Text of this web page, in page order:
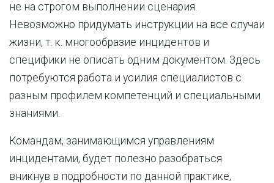
не на строгом выполнении сценария.
Невозможно придумать инструкции на все случаи
жизни, т. к. многообразие инцидентов и
специфики не описать одним документом. Здесь
потребуются работа и усилия специалистов с
разным профилем компетенций и специальными
знаниями.
Командам, занимающимся управлениям
инцидентами, будет полезно разобраться
вникнув в подробности по данной практике,